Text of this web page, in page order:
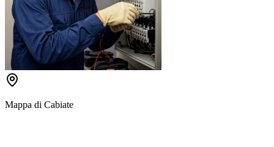
Mappa di Cabiate